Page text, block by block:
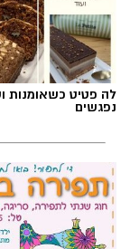
חוג שנתי לתפירה,
אופנה
בריאות בקלות>
פותחים
פלפלים
בוקר